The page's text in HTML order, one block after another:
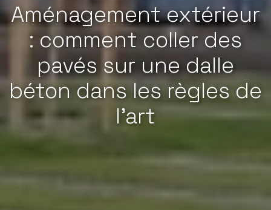
Aménagement extérieur
: comment coller des
pavés sur une dalle
béton dans les règles de
l'art